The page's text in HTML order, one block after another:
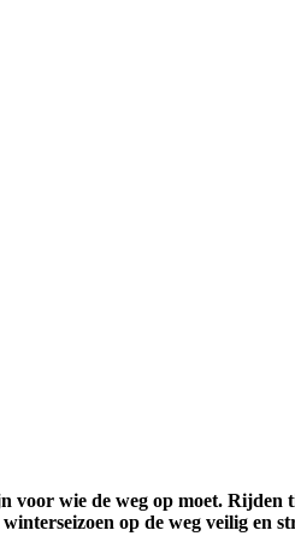
voor wie de weg op moet.
op de weg veilig en